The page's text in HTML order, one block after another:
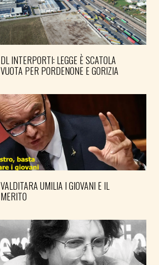
DL INTERPORTI: LEGGE È SCATOLA
VUOTA PER PORDENONE E GORIZIA
VALDITARA UMILIA I GIOVANI E IL
MERITO